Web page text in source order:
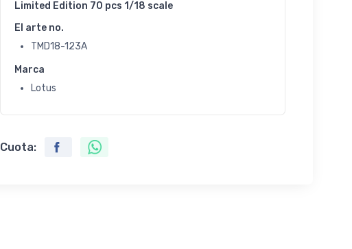
Limited Edition 70 pcs 1/18 scale
El arte no.
TMD18-123A
Marca
Lotus
Cuota: